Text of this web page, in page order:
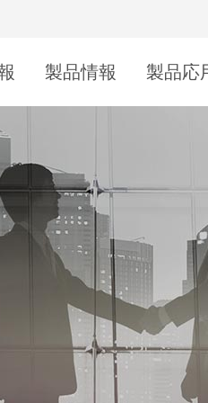
製品情報 製品応